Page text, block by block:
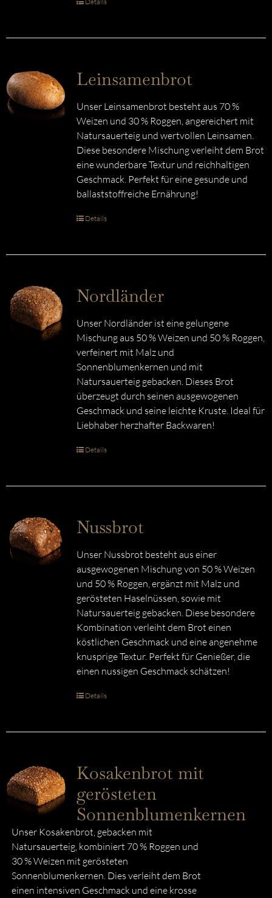
Leinsamenbrot
Unser Leinsamenbrot besteht aus 70 %
Weizen und 30 % Roggen, angereichert mit
Natursauerteig und wertvollen Leinsamen.
Diese besondere Mischung verleiht dem Brot
eine wunderbare Textur und reichhaltigen
Geschmack. Perfekt für eine gesunde und
ballaststoffreiche Ernährung!
Details
Nordländer
Unser Nordländer ist eine gelungene
Mischung aus 50 % Weizen und 50 % Roggen,
verfeinert mit Malz und
Sonnenblumenkernen und mit
Natursauerteig gebacken. Dieses Brot
überzeugt durch seinen ausgewogenen
Geschmack und seine leichte Kruste. Ideal für
Liebhaber herzhafter Backwaren!
Details
Nussbrot
Unser Nussbrot besteht aus einer
ausgewogenen Mischung von 50 % Weizen
und 50 % Roggen, ergänzt mit Malz und
gerösteten Haselnüssen, sowie mit
Natursauerteig gebacken. Diese besondere
Kombination verleiht dem Brot einen
köstlichen Geschmack und eine angenehme
knusprige Textur. Perfekt für Genießer, die
einen nussigen Geschmack schätzen!
Details
Kosakenbrot mit
gerösteten
Sonnenblumenkernen
Unser Kosakenbrot, gebacken mit
Natursauerteig, kombiniert 70 % Roggen und
30 % Weizen mit gerösteten
Sonnenblumenkernen. Dies verleiht dem Brot
einen intensiven Geschmack und eine krosse